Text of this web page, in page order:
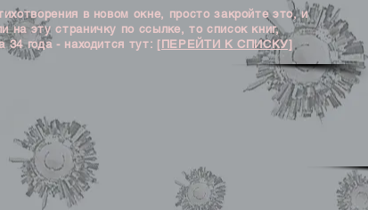
в новом окне, просто закройте это, и
эту страничку по ссылке, то список книг,
года - находится тут: [ПЕРЕЙТИ К СПИСКУ]